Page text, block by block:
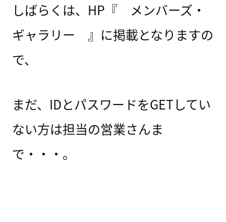
しばらくは、HP『 メンバーズ・
ギャラリー 』に掲載となりますの
で、
まだ、IDとパスワードをGETしてい
ない方は担当の営業さんま
で・・・。